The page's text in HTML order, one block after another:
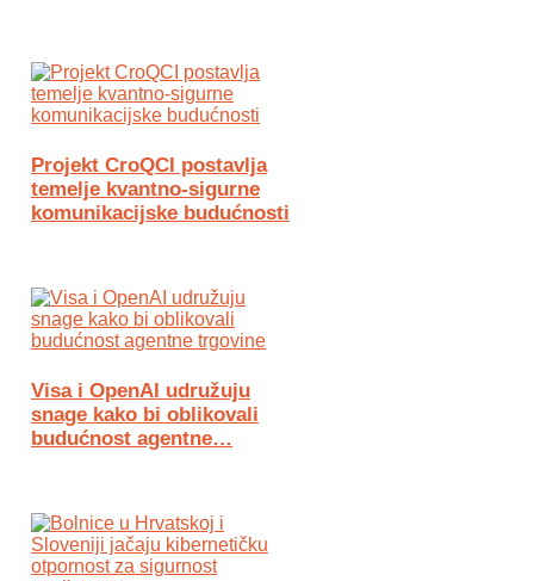
Projekt CroQCI postavlja
temelje kvantno-sigurne
komunikacijske budućnosti
Visa i OpenAI udružuju
snage kako bi oblikovali
budućnost agentne…